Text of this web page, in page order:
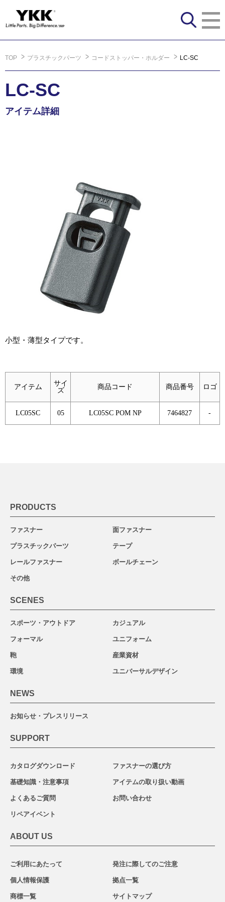
TOP プラスチックパーツ コードストッパー・ホルダー LC-SC
LC-SC
アイテム詳細
小型・薄型タイプです。
アイテム
サイ
ズ
商品コード 商品番号 ロゴ
LC05SC 05 LC05SC POM NP 7464827 -
PRODUCTS
ファスナー 面ファスナー
プラスチックパーツ テープ
レールファスナー ボールチェーン
その他
SCENES
スポーツ・アウトドア カジュアル
フォーマル ユニフォーム
鞄 産業資材
環境 ユニバーサルデザイン
NEWS
お知らせ・プレスリリース
SUPPORT
カタログダウンロード ファスナーの選び方
基礎知識・注意事項 アイテムの取り扱い動画
よくあるご質問 お問い合わせ
リペアイベント
ABOUT US
ご利用にあたって 発注に際してのご注意
個人情報保護 拠点一覧
商標一覧 サイトマップ